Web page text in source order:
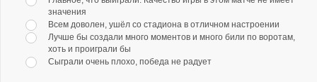
значения
Всем доволен, ушёл со стадиона в отличном настроении
Лучше бы создали много моментов и много били по воротам,
хоть и проиграли бы
Сыграли очень плохо, победа не радует